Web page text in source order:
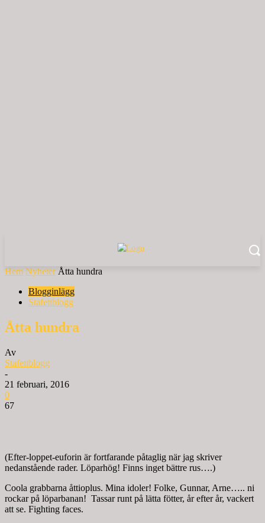
Hem Nyheter Åtta hundra
Blogginlägg
Stafettblogg
Åtta hundra
Av
Stafettblogg
-
21 februari, 2016
0
67
(Efter-loppet-euforin är fortfarande påtaglig när jag skriver
nedanstående rader. Löparhög! Finns inget bättre rus….)
Coola grabbarna åttioplus. Mina idoler! Folke, Gunnar, Arne….. ni
rockar på löparbanan! Tassar runt på lätta fötter, år efter år, vackert
att se. Fighting faces.